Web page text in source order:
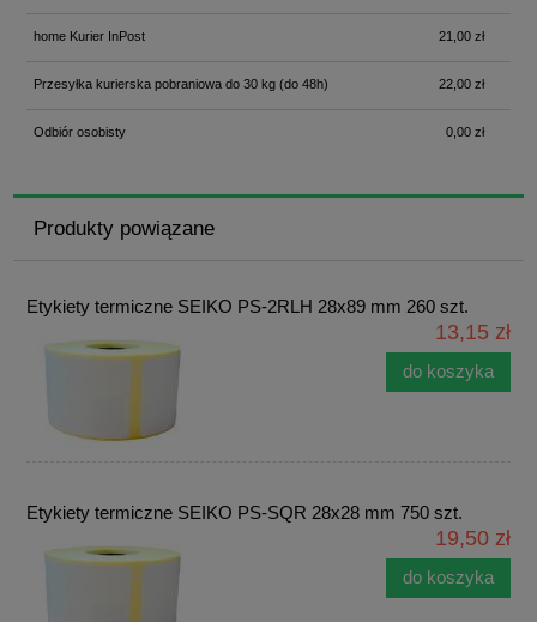
home Kurier InPost 21,00 zł
Przesyłka kurierska pobraniowa do 30 kg(do 48h) 22,00 zł
Odbiór osobisty 0,00 zł
Produkty powiązane
Etykiety termiczne SEIKO PS-2RLH 28x89 mm 260 szt.
13,15 zł
do koszyka
Etykiety termiczne SEIKO PS-SQR 28x28 mm 750 szt.
19,50 zł
do koszyka